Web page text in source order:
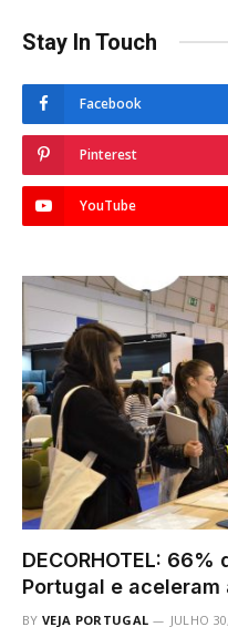
Stay In Touch
Facebook
Pinterest
YouTube
DECORHOTEL:
Portugal e
BY VEJA PORTUGAL JULHO